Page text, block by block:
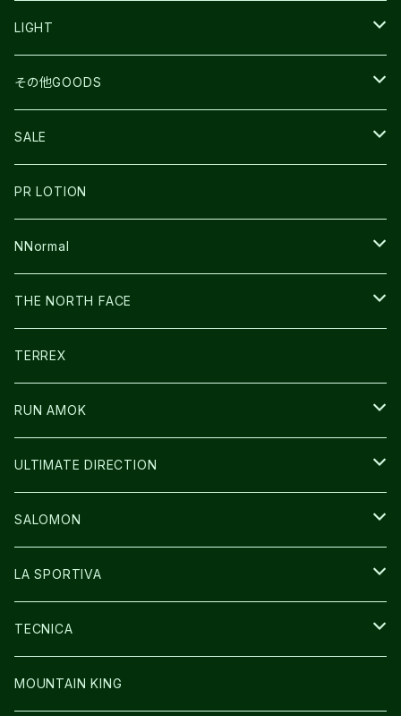
TOPO
BEACH WALK
ULTRASPIRE
R×L
UNWASTED
THE NORTH FACE
COMPRESSPORT
RUN AMOK
NNormal
MOUNTAIN KING
LIGHT
PETZL
ULTRASPIRE
BOOKMAN
その他GOODS
SNOWFOOT
PR LOTION
FUSION
ULTIMATE DIRECTION
CARL HOERECKE
ICE TRUST
SALE
SHOES
BAG
WEAR
その他GOODS
PR LOTION
NNormal
SHOES
WEAR
CAP/HAT
BAG
THE NORTH FACE
SHOES
WEAR
BAG
GLOVE
TERREX
RUN AMOK
WEAR
CAP/HAT
ULTIMATE DIRECTION
BAG
GLOVE
SOCKS
その他GOODS
SALOMON
SHOES
BAG
WEAR
LA SPORTIVA
SHOES
WEAR
TECNICA
SHOES
MOUNTAIN KING